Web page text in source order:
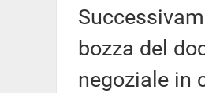
bozza del
negoziale in